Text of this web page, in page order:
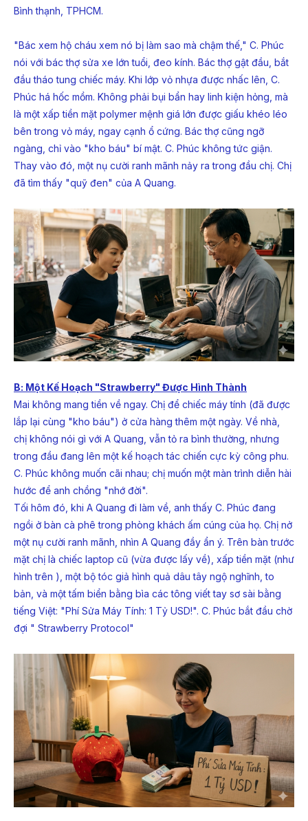
Bình thạnh, TPHCM.
"Bác xem hộ cháu xem nó bị làm sao mà chậm thế," C. Phúc
nói với bác thợ sửa xe lớn tuổi, đeo kính. Bác thợ gật đầu, bắt
đầu tháo tung chiếc máy. Khi lớp vỏ nhựa được nhấc lên, C.
Phúc há hốc mồm. Không phải bụi bẩn hay linh kiện hỏng, mà
là một xấp tiền mặt polymer mệnh giá lớn được giấu khéo léo
bên trong vỏ máy, ngay cạnh ổ cứng. Bác thợ cũng ngỡ
ngàng, chỉ vào "kho báu" bí mật. C. Phúc không tức giận.
Thay vào đó, một nụ cười ranh mãnh nảy ra trong đầu chị. Chị
đã tìm thấy "quỹ đen" của A Quang.
B: Một Kế Hoạch "Strawberry" Được Hình Thành
Mai không mang tiền về ngay. Chị để chiếc máy tính (đã được
lắp lại cùng "kho báu") ở cửa hàng thêm một ngày. Về nhà,
chị không nói gì với A Quang, vẫn tỏ ra bình thường, nhưng
trong đầu đang lên một kế hoạch tác chiến cực kỳ công phu.
C. Phúc không muốn cãi nhau; chị muốn một màn trình diễn hài
hước để anh chồng "nhớ đời".
Tối hôm đó, khi A Quang đi làm về, anh thấy C. Phúc đang
ngồi ở bàn cà phê trong phòng khách ấm cúng của họ. Chị nở
một nụ cười ranh mãnh, nhìn A Quang đầy ẩn ý. Trên bàn trước
mặt chị là chiếc laptop cũ (vừa được lấy về), xấp tiền mặt (như
hình trên ), một bộ tóc giả hình quả dâu tây ngộ nghĩnh, to
bản, và một tấm biển bằng bìa các tông viết tay sơ sài bằng
tiếng Việt: "Phí Sửa Máy Tính: 1 Tỷ USD!". C. Phúc bắt đầu chờ
đợi " Strawberry Protocol"